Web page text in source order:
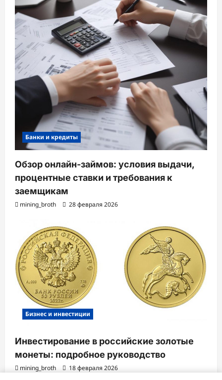
Банки и кредиты
Обзор онлайн-займов: условия выдачи,
процентные ставки и требования к
заемщикам
mining_broth 28 февраля 2026
Бизнес и инвестиции
Инвестирование в российские золотые
монеты: подробное руководство
mining_broth 18 февраля 2026